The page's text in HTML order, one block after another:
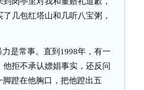
几包红塔山和几听八宝粥，
是常事。直到 1998年，有一
拒不承认嫖娼事实，还反问
蹬在他胸口，把他蹬出五